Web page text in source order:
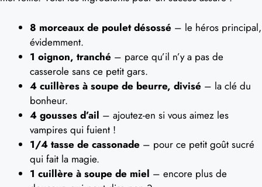
8 morceaux de poulet désossé – le héros principal,
évidemment.
1 oignon, tranché – parce qu’il n’y a pas de
casserole sans ce petit gars.
4 cuillères à soupe de beurre, divisé – la clé du
bonheur.
4 gousses d’ail – ajoutez-en si vous aimez les
vampires qui fuient !
1/4 tasse de cassonade – pour ce petit goût sucré
qui fait la magie.
1 cuillère à soupe de miel – encore plus de